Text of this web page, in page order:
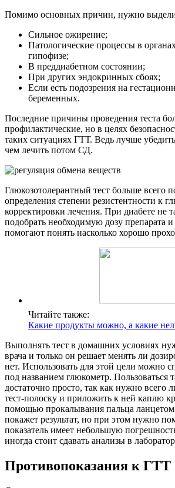
Помимо основных причин, нужно
Сильное ожирение;
Патологические процессы в
гипофизе;
В преддиабетном состоянии;
При других эндокринных сбоях;
Если есть подозрения на
беременных.
Последние причины проведения теста
профилактические, но в целях
таких ситуациях ГТТ. Ведь лучше
чем лечить потом СД.
Глюкозотолерантный тест больше всего
определения степени резистентности к
корректировки лечения. При диабете не
подобрать необходимую дозу препарата
помогают понять насколько хорошо
Читайте также:
Какие продукты можно, а какие
Выполнять тест в домашних условиях
врача и только он решает менять ли
нет. Использовать для этой цели можно
под названием глюкометр. Пользоваться
достаточно просто, так как нужно всего
тест-полоску и приложить к ней каплю
помощью прокалывания пальца
покажет результат, но при этом нужно
показатель имеет небольшую
иногда стоит сдавать анализы в
Противопоказания к ГТТ